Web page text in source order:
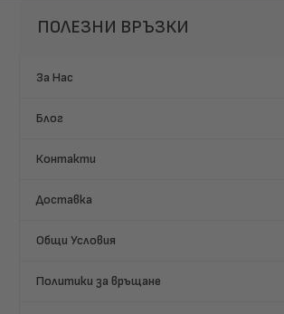
ПОЛЕЗНИ ВРЪЗКИ
За Нас
Блог
Контакти
Доставка
Общи Условия
Политики за връщане